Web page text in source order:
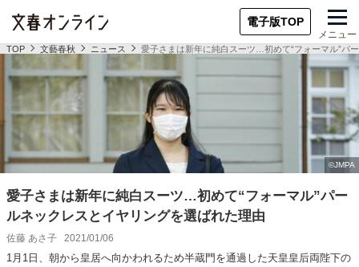
電子版TOP
メニュー
TOP 文藝春秋 ニュース 愛子さまは新年に純白スーツ…初めて“フォーマル”パ
愛子さまは新年に純白スーツ…初めて“フォーマル”パー
ルネックレスとイヤリングを選ばれた理由
佐藤 あさ子 2021/01/06
1月1日、朝から皇居へ向かわれるため半蔵門を通過した天皇皇后両陛下の